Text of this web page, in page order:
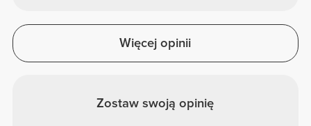
Więcej opinii
Zostaw swoją opinię